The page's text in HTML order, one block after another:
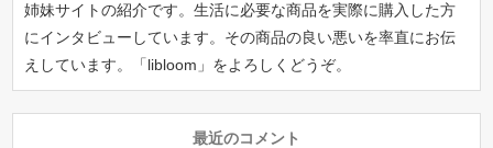
姉妹サイトの紹介です。生活に必要な商品を実際に購入した方
にインタビューしています。その商品の良い悪いを率直にお伝
えしています。「libloom 」をよろしくどうぞ。
最近のコメント